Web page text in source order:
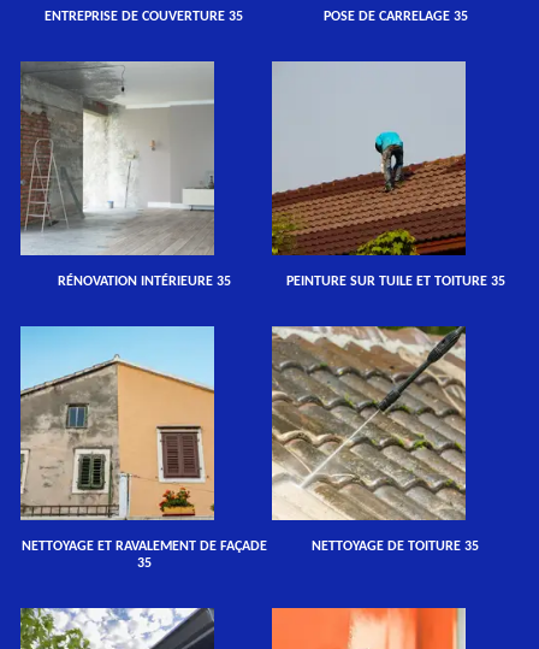
ENTREPRISE DE COUVERTURE 35 POSE DE CARRELAGE 35
RÉNOVATION INTÉRIEURE 35 PEINTURE SUR TUILE ET TOITURE 35
NETTOYAGE ET RAVALEMENT DE FAÇADE
35
NETTOYAGE DE TOITURE 35